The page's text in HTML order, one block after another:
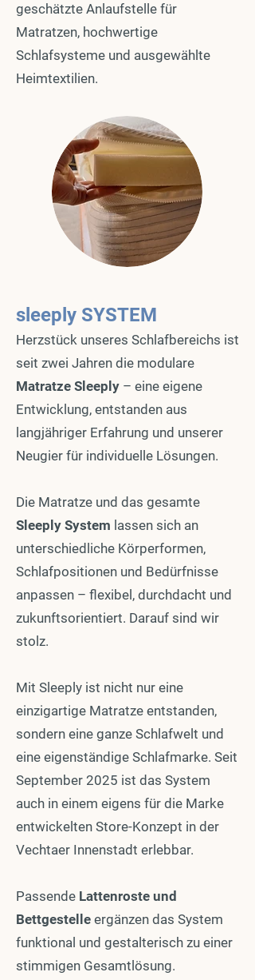
geschätzte Anlaufstelle für
Matratzen, hochwertige
Schlafsysteme und ausgewählte
Heimtextilien.
sleeply SYSTEM
Herzstück unseres Schlafbereichs ist
seit zwei Jahren die modulare
Matratze Sleeply – eine eigene
Entwicklung, entstanden aus
langjähriger Erfahrung und unserer
Neugier für individuelle Lösungen.
Die Matratze und das gesamte
Sleeply System lassen sich an
unterschiedliche Körperformen,
Schlafpositionen und Bedürfnisse
anpassen – flexibel, durchdacht und
zukunftsorientiert. Darauf sind wir
stolz.
Mit Sleeply ist nicht nur eine
einzigartige Matratze entstanden,
sondern eine ganze Schlafwelt und
eine eigenständige Schlafmarke. Seit
September 2025 ist das System
auch in einem eigens für die Marke
entwickelten Store-Konzept in der
Vechtaer Innenstadt erlebbar.
Passende Lattenroste und
Bettgestelle ergänzen das System
funktional und gestalterisch zu einer
stimmigen Gesamtlösung.